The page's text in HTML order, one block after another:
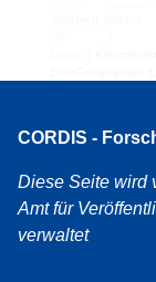
CORDIS -
Diese Seite wird
Amt für
verwaltet